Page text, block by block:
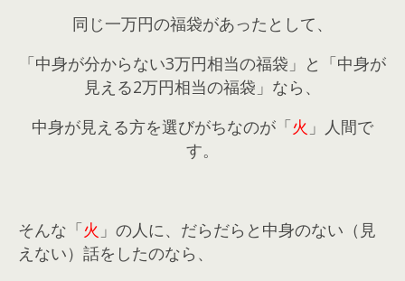
同じ一万円の福袋があったとして、
「中身が分からない3万円相当の福袋」と「中身が
見える2万円相当の福袋」なら、
中身が見える方を選びがちなのが「火 」人間で
す。
そんな「火 」の人に、だらだらと中身のない（見
えない）話をしたのなら、